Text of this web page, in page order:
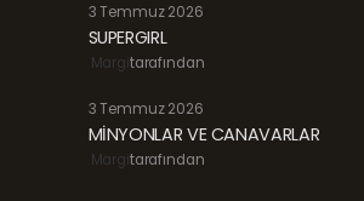
3 Temmuz 2026
SUPERGIRL
Margitarafından
3 Temmuz 2026
MİNYONLAR VE CANAVARLAR
Margitarafından